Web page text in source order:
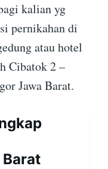
kalian yg
pernikahan di
atau hotel
Cibatok 2 –
Jawa Barat.